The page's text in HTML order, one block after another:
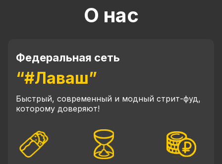
О нас
Федеральная сеть
“#Лаваш”
Быстрый, современный и модный стрит-фуд,
которому доверяют!